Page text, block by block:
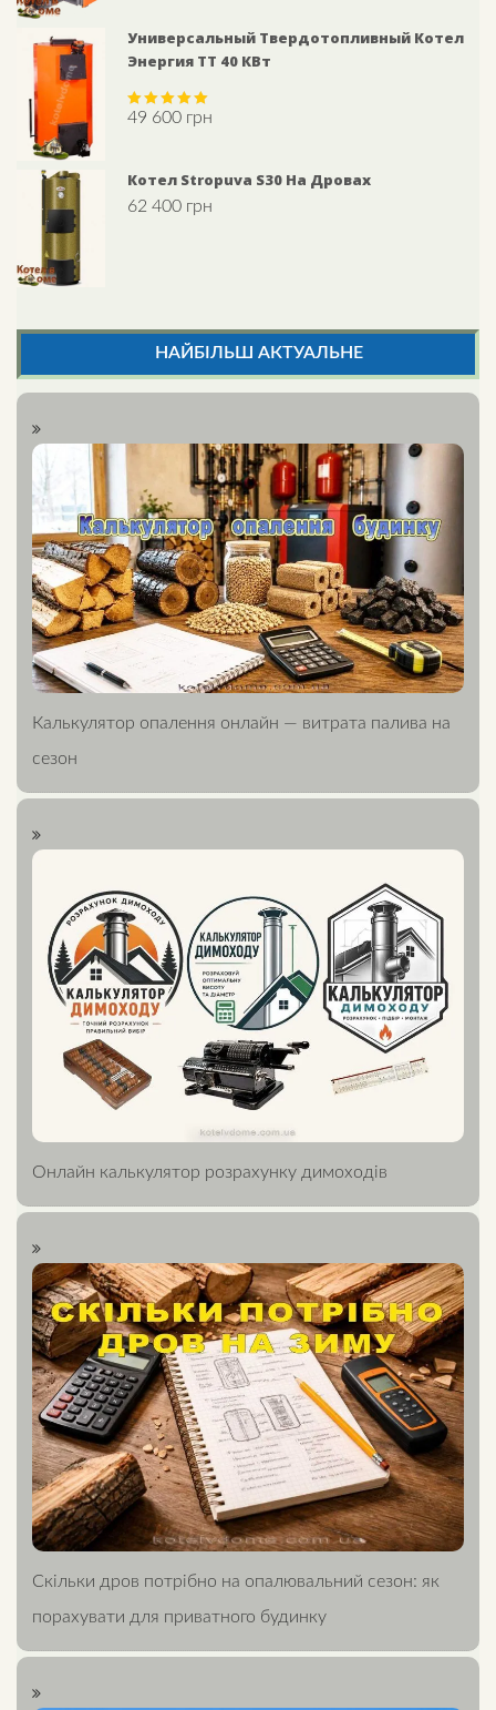
Универсальный Твердотопливный Котел
Энергия ТТ 40 КВт
Rated5.00
49 600 грн
Котел Stropuva S30 На Дровах
62 400 грн
НАЙБІЛЬШ АКТУАЛЬНЕ
Калькулятор опалення онлайн — витрата палива на
сезон
Онлайн калькулятор розрахунку димоходів
Скільки дров потрібно на опалювальний сезон: як
порахувати для приватного будинку